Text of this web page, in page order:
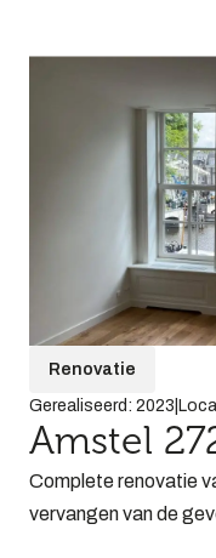
Renovatie
Gerealiseerd: 2023
Amstel
Complete renovatie
vervangen van de